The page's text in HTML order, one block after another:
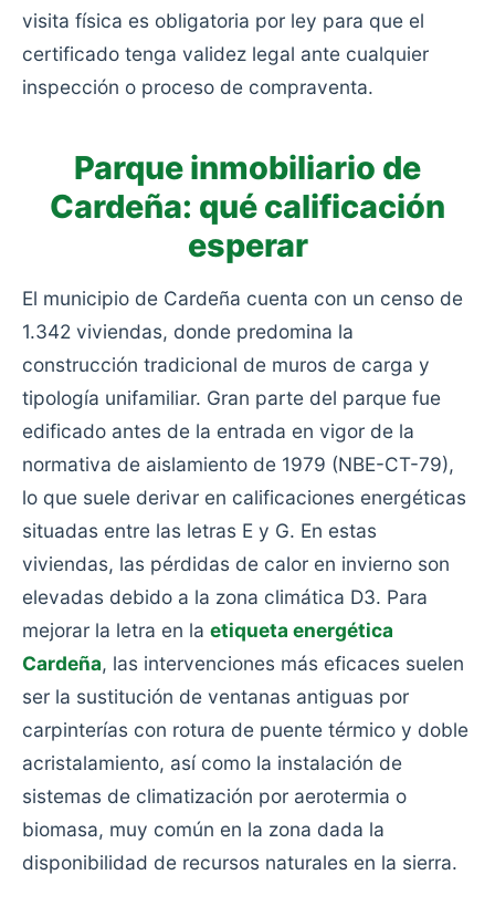
visita física es obligatoria por ley para que el
certificado tenga validez legal ante cualquier
inspección o proceso de compraventa.
Parque inmobiliario de
Cardeña: qué calificación
esperar
El municipio de Cardeña cuenta con un censo de
1.342 viviendas, donde predomina la
construcción tradicional de muros de carga y
tipología unifamiliar. Gran parte del parque fue
edificado antes de la entrada en vigor de la
normativa de aislamiento de 1979 (NBE-CT-79),
lo que suele derivar en calificaciones energéticas
situadas entre las letras E y G. En estas
viviendas, las pérdidas de calor en invierno son
elevadas debido a la zona climática D3. Para
mejorar la letra en la etiqueta energética
Cardeña, las intervenciones más eficaces suelen
ser la sustitución de ventanas antiguas por
carpinterías con rotura de puente térmico y doble
acristalamiento, así como la instalación de
sistemas de climatización por aerotermia o
biomasa, muy común en la zona dada la
disponibilidad de recursos naturales en la sierra.